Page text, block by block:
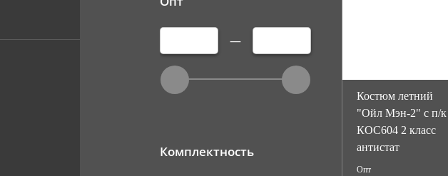
—
Комплектность
Костюм летний
"Ойл Мэн-2" с п/к
КОС604 2 класс
антистат
Опт